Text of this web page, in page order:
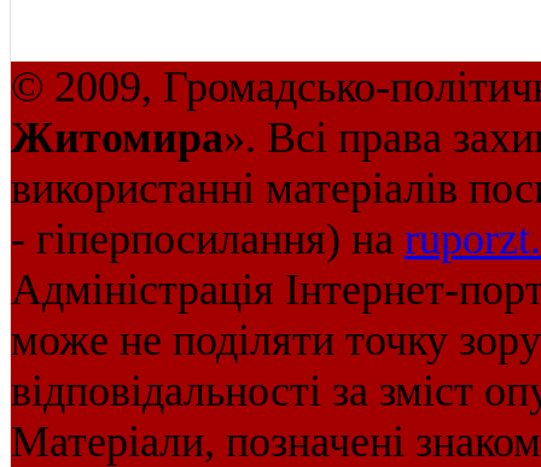
© 2009, Громадсько-
Житомира». Всі права
використанні матеріалів
- гіперпосилання) на
Адміністрація Інтернет-
може не поділяти точку
відповідальності за зміст
Матеріали, позначені